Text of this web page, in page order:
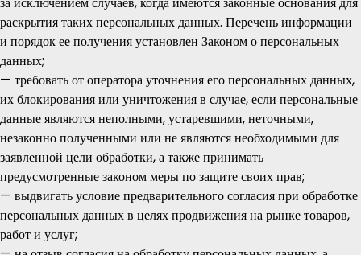
раскрытия таких персональных данных. Перечень информации
и порядок ее получения установлен Законом о персональных
данных;
— требовать от оператора уточнения его персональных данных,
их блокирования или уничтожения в случае, если персональные
данные являются неполными, устаревшими, неточными,
незаконно полученными или не являются необходимыми для
заявленной цели обработки, а также принимать
предусмотренные законом меры по защите своих прав;
— выдвигать условие предварительного согласия при обработке
персональных данных в целях продвижения на рынке товаров,
работ и услуг;